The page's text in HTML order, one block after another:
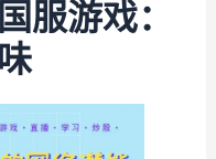
服游戏：